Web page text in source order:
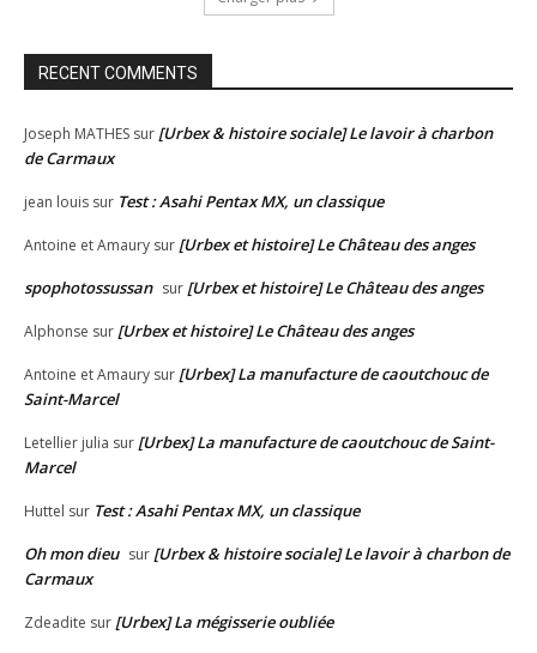
RECENT COMMENTS
Joseph MATHES sur [Urbex & histoire sociale] Le lavoir à charbon
de Carmaux
jean louis sur Test : Asahi Pentax MX, un classique
Antoine et Amaury sur [Urbex et histoire] Le Château des anges
spophotossussan sur [Urbex et histoire] Le Château des anges
Alphonse sur [Urbex et histoire] Le Château des anges
Antoine et Amaury sur [Urbex] La manufacture de caoutchouc de
Saint-Marcel
Letellier julia sur [Urbex] La manufacture de caoutchouc de Saint-
Marcel
Huttel sur Test : Asahi Pentax MX, un classique
Oh mon dieu sur [Urbex & histoire sociale] Le lavoir à charbon de
Carmaux
Zdeadite sur [Urbex] La mégisserie oubliée